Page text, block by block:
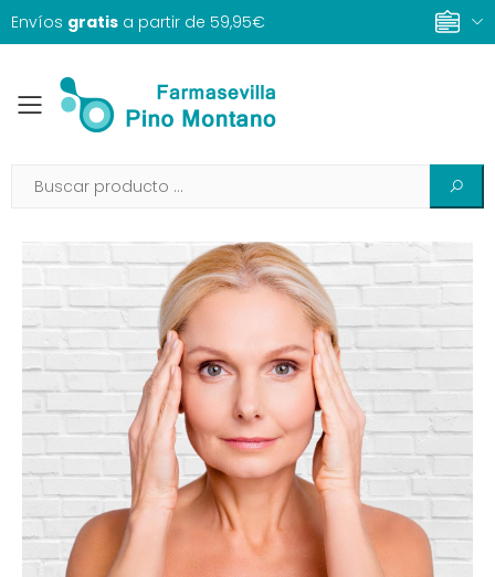
Envíos gratis a partir de 59,95€
Toggle mobile menu